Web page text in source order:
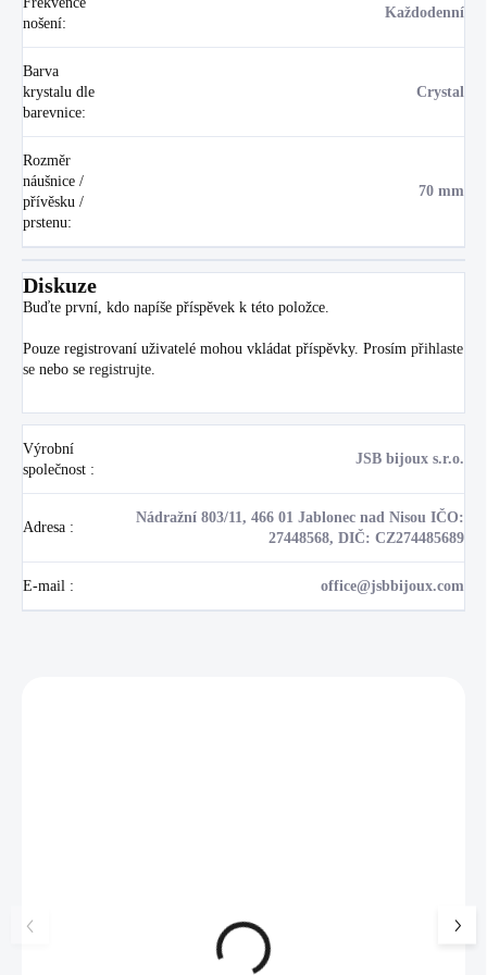
nošení:
Každodenní
Barva
krystalu dle
barevnice:
Crystal
Rozměr
náušnice /
přívěsku /
prstenu:
70 mm
Diskuze
Buďte první, kdo napíše příspěvek k této položce.
Pouze registrovaní uživatelé mohou vkládat příspěvky. Prosím přihlaste
se nebo se registrujte
Výrobní
společnost :
JSB bijoux s.r.o.
Adresa :
Nádražní 803/11, 466 01 Jablonec nad Nisou IČO:
27448568, DIČ: CZ274485689
E-mail : office@jsbbijoux.com